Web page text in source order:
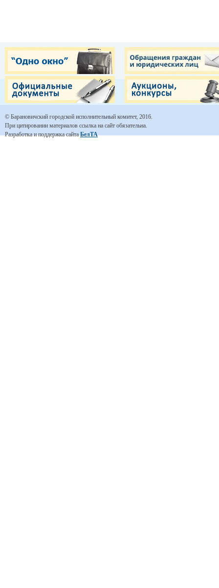
© Барановичский городской исполнительный комитет, 2016.
При цитировании материалов ссылка на сайт обязательна.
Разработка и поддержка сайтаБелТА